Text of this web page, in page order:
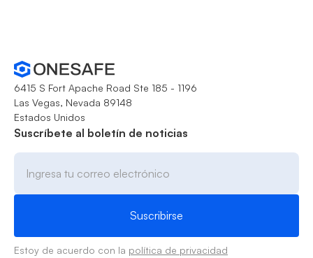
6415 S Fort Apache Road Ste 185 - 1196
Las Vegas, Nevada 89148
Estados Unidos
Suscríbete al boletín de noticias
Estoy de acuerdo con la política de privacidad